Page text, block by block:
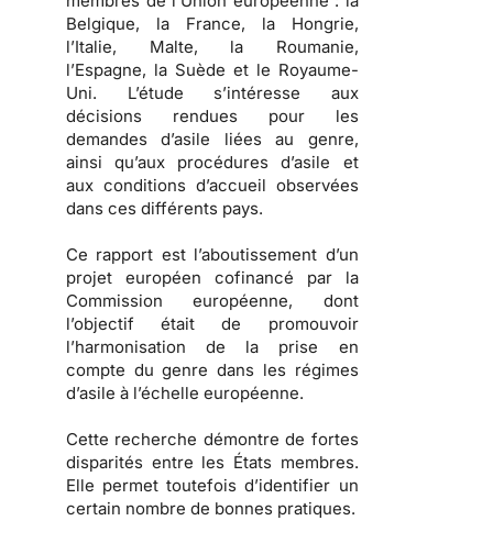
Belgique, la France, la Hongrie,
l’Italie, Malte, la Roumanie,
l’Espagne, la Suède et le Royaume-
Uni. L’étude s’intéresse aux
décisions rendues pour les
demandes d’asile liées au genre,
ainsi qu’aux procédures d’asile et
aux conditions d’accueil observées
dans ces différents pays.
Ce rapport est l’aboutissement d’un
projet européen cofinancé par la
Commission européenne, dont
l’objectif était de promouvoir
l’harmonisation de la prise en
compte du genre dans les régimes
d’asile à l’échelle européenne.
Cette recherche démontre de fortes
disparités entre les États membres.
Elle permet toutefois d’identifier un
certain nombre de bonnes pratiques.